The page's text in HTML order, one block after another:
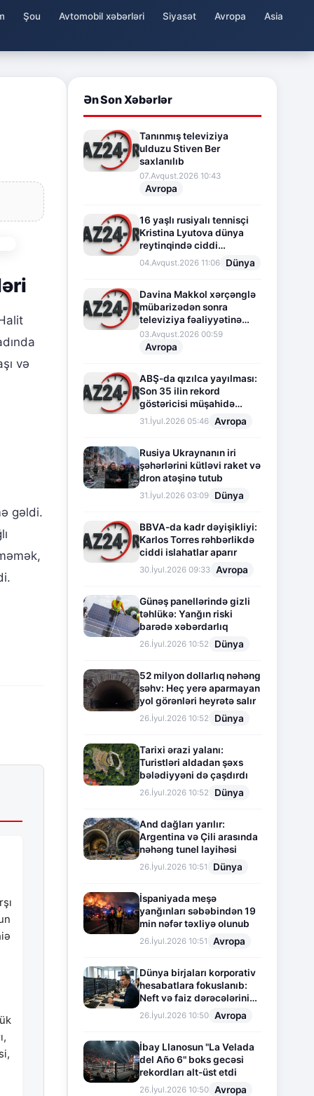
Şou Avtomobil xəbərləri Siyasət Avropa
Asia
və
gəldi.
Ən Son Xəbərlər
Tanınmış televiziya
ulduzu Stiven Ber
saxlanılıb
07.Avqust.2026 10:43
Avropa
16 yaşlı rusiyalı tennisçi
Kristina Lyutova dünya
reytinqində ciddi
irəliləyişə imza atdı
04.Avqust.2026 11:06 Dünya
Davina Makkol xərçənglə
mübarizədən sonra
televiziya fəaliyyətinə
fasilə verir
03.Avqust.2026 00:59
Avropa
ABŞ-da qızılca yayılması:
Son 35 ilin rekord
göstəricisi müşahidə
olunur
31.İyul.2026 05:46 Avropa
Rusiya Ukraynanın iri
şəhərlərini kütləvi raket və
dron atəşinə tutub
31.İyul.2026 03:09 Dünya
BBVA-da kadr dəyişikliyi:
Karlos Torres rəhbərlikdə
ciddi islahatlar aparır
30.İyul.2026 09:33 Avropa
Günəş panellərində gizli
təhlükə: Yanğın riski
barədə xəbərdarlıq
26.İyul.2026 10:52 Dünya
52 milyon dollarlıq nəhəng
səhv: Heç yerə aparmayan
yol görənləri heyrətə salır
26.İyul.2026 10:52 Dünya
Tarixi ərazi yalanı:
Turistləri aldadan şəxs
bələdiyyəni də çaşdırdı
26.İyul.2026 10:52 Dünya
And dağları yarılır:
Argentina və Çili arasında
nəhəng tunel layihəsi
26.İyul.2026 10:51 Dünya
İspaniyada meşə
yanğınları səbəbindən 19
min nəfər təxliyə olunub
26.İyul.2026 10:51 Avropa
Dünya birjaları korporativ
hesabatlara fokuslanıb:
Neft və faiz dərəcələrinin
təsiri altında cari vəziyyət
26.İyul.2026 10:50 Avropa
İbay Llanosun "La Velada
del Año 6" boks gecəsi
rekordları alt-üst etdi
26.İyul.2026 10:50 Avropa